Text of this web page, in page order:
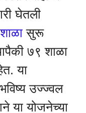
घेतली
शाळा सुरू
७९ शाळा
या
भविष्य उज्ज्वल
या योजनेच्या